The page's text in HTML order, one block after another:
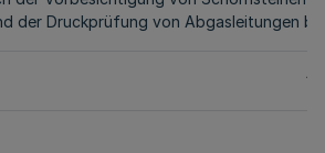
der Druckprüfung von Abgasleitungen